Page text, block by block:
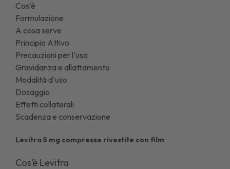
Cos’è
Formulazione
A cosa serve
Principio Attivo
Precauzioni per l'uso
Gravidanza e allattamento
Modalità d'uso
Dosaggio
Effetti collaterali
Scadenza e conservazione
Levitra 5 mg compresse rivestite con film
Cos’è Levitra